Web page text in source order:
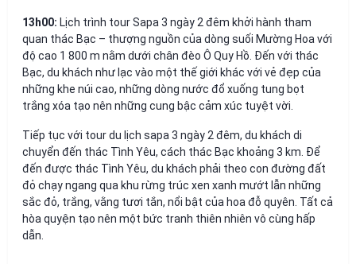
13h00: Lịch trình tour Sapa 3 ngày 2 đêm khởi hành tham
quan thác Bạc – thượng nguồn của dòng suối Mường Hoa với
độ cao 1 800 m nằm dưới chân đèo Ô Quy Hồ. Đến với thác
Bạc, du khách như lạc vào một thế giới khác với vẻ đẹp của
những khe núi cao, những dòng nước đổ xuống tung bọt
trắng xóa tạo nên những cung bậc cảm xúc tuyệt vời.
Tiếp tục với tour du lịch sapa 3 ngày 2 đêm, du khách di
chuyển đến thác Tình Yêu, cách thác Bạc khoảng 3 km. Để
đến được thác Tình Yêu, du khách phải theo con đường đất
đỏ chạy ngang qua khu rừng trúc xen xanh mướt lẫn những
sắc đỏ, trắng, vằng tươi tắn, nổi bật của hoa đỗ quyên. Tất cả
hòa quyện tạo nên một bức tranh thiên nhiên vô cùng hấp
dẫn.